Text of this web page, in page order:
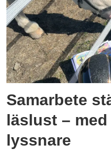
Samarbete
läslust –
lyssnare